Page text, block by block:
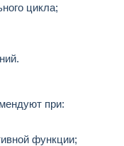
цикла;
при:
функции;